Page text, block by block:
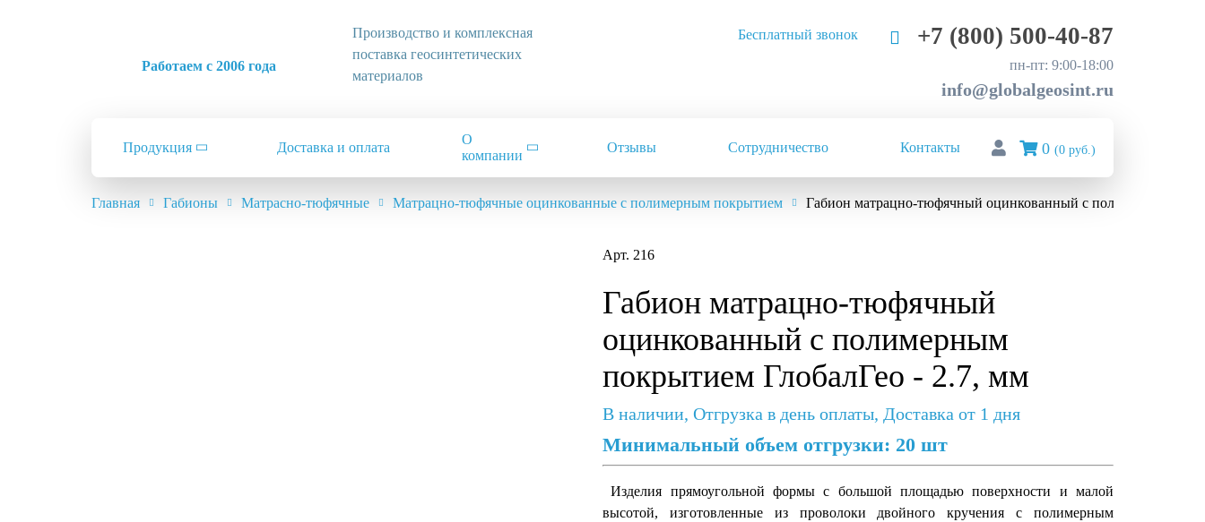
Работаем с 2006 года
Производство и комплексная
поставка геосинтетических
материалов
Бесплатный звонок +7 (800) 500-40-87
пн-пт: 9:00-18:00
info@globalgeosint.ru
Продукция Доставка и оплата
О
компании
Отзывы Сотрудничество Контакты 0 (0 руб.)
Главная Габионы Матрасно-тюфячные Матрацно-тюфячные оцинкованные с полимерным покрытием Габион матрацно-тюфячный оцинкованный с полимерным
Арт. 216
Габион матрацно-тюфячный
оцинкованный с полимерным
покрытием ГлобалГео - 2.7, мм
В наличии, Отгрузка в день оплаты, Доставка от 1 дня
Минимальный объем отгрузки: 20 шт
Изделия прямоугольной формы с большой площадью поверхности и малой
высотой, изготовленные из проволоки двойного кручения с полимерным